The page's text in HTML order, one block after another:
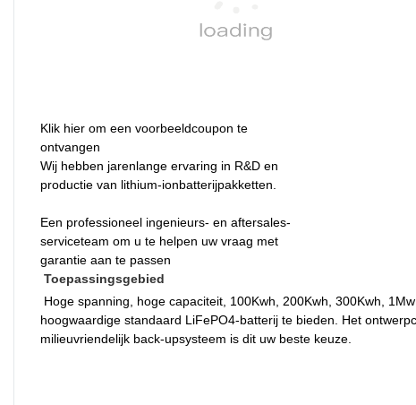
Klik hier om een ​​voorbeeldcoupon te
ontvangen
Wij hebben jarenlange ervaring in R&D en
productie van lithium-ionbatterijpakketten.
Een professioneel ingenieurs- en aftersales-
serviceteam om u te helpen uw vraag met
garantie aan te passen
Toepassingsgebied
hoogwaardige standaard LiFePO4-batterij te bieden. Het
milieuvriendelijk back-upsysteem is dit uw beste keuze.